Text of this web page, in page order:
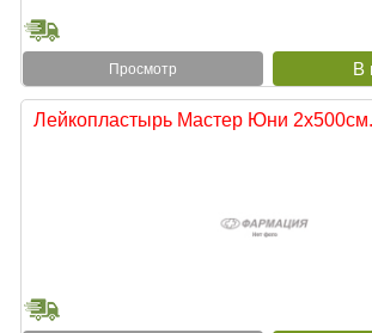
Просмотр
Лейкопластырь Мастер Юни